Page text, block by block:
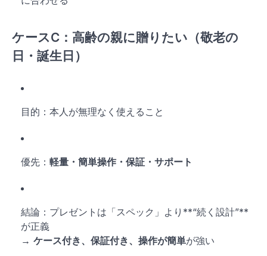
ケースC： 高齢の親に贈りたい（敬老の
日・誕生日）
目的：本人が無理なく使えること
優先： 軽量・簡単操作・保証・サポート
結論：プレゼントは「スペック」より**“続く設計”**
が正義
→ ケース付き、保証付き、操作が簡単が強い